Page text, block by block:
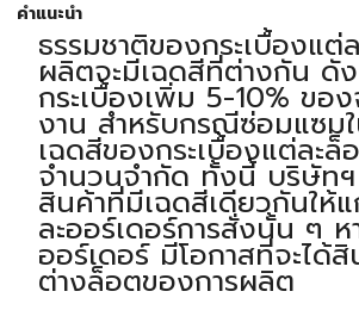
คำแนะนำ
ธรรมชาติของกระเบื้องแต่
ผลิตจะมีเฉดสีที่ต่างกัน ดั
กระเบื้องเพิ่ม 5-10% ขอ
งาน สำหรับกรณีซ่อมแซม
เฉดสีของกระเบื้องแต่ละ
จำนวนจำกัด ทั้งนี้ บริษัท
สินค้าที่มีเฉดสีเดียวกันให้
ละออร์เดอร์การสั่งนั้น ๆ
ออร์เดอร์ มีโอกาสที่จะได้
ต่างล็อตของการผลิต